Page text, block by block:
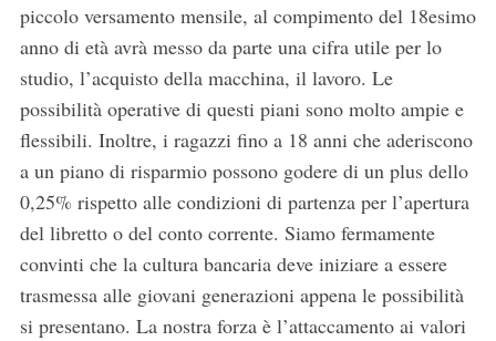
piccolo versamento mensile, al compimento del 18esimo
anno di età avrà messo da parte una cifra utile per lo
studio, l’acquisto della macchina, il lavoro. Le
possibilità operative di questi piani sono molto ampie e
flessibili. Inoltre, i ragazzi fino a 18 anni che aderiscono
a un piano di risparmio possono godere di un plus dello
0,25% rispetto alle condizioni di partenza per l’apertura
del libretto o del conto corrente. Siamo fermamente
convinti che la cultura bancaria deve iniziare a essere
trasmessa alle giovani generazioni appena le possibilità
si presentano. La nostra forza è l’attaccamento ai valori
S
a
r
c
h
o
r
: